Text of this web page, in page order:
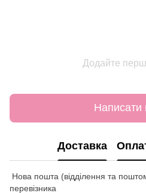
Додайте
Написати
Доставка
Нова пошта (відділення та
перевізника